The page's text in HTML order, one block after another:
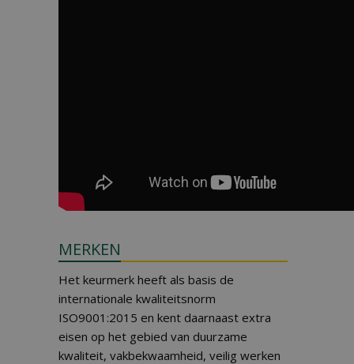
MERKEN
Het keurmerk heeft als basis de
internationale kwaliteitsnorm
ISO9001:2015 en kent daarnaast extra
eisen op het gebied van duurzame
kwaliteit, vakbekwaamheid, veilig werken